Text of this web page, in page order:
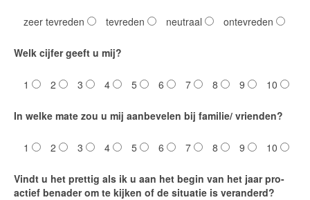
Cookie beleid
Booking Received
Contact Form
zeer tevreden tevreden neutraal ontevreden
Welk cijfer geeft u mij?
1 2 3 4 5 6 7 8 9 10
In welke mate zou u mij aanbevelen bij familie/ vrienden?
1 2 3 4 5 6 7 8 9 10
Vindt u het prettig als ik u aan het begin van het jaar pro-
actief benader om te kijken of de situatie is veranderd?